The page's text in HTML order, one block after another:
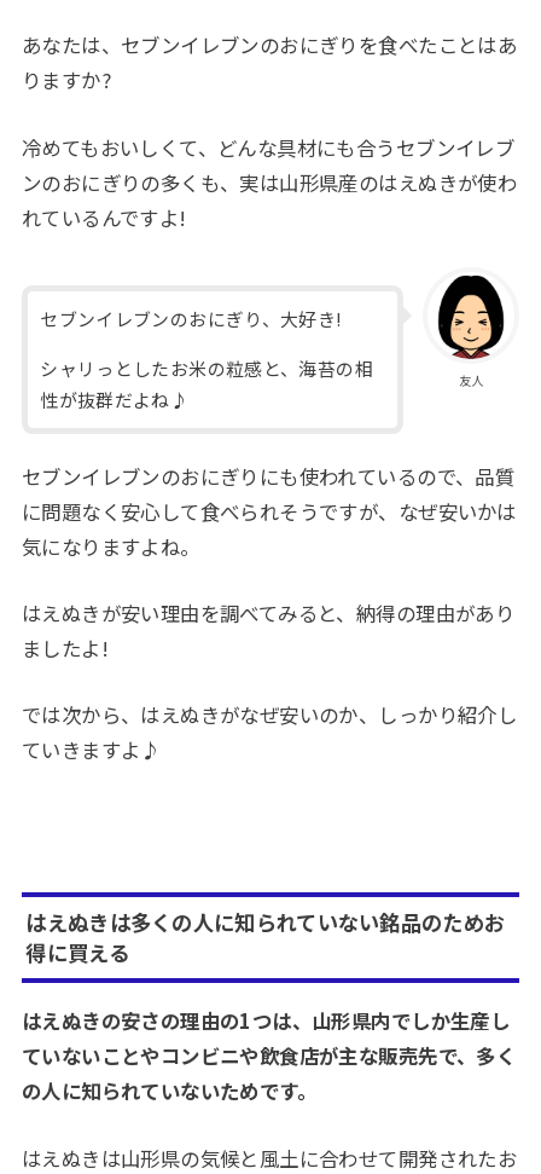
あなたは、セブンイレブンのおにぎりを食べたことはあ
りますか?
冷めてもおいしくて、どんな具材にも合うセブンイレブ
ンのおにぎりの多くも、実は山形県産のはえぬきが使わ
れているんですよ!
友人
セブンイレブンのおにぎり、大好き!
シャリっとしたお米の粒感と、海苔の相
性が抜群だよね♪
セブンイレブンのおにぎりにも使われているので、品質
に問題なく安心して食べられそうですが、なぜ安いかは
気になりますよね。
はえぬきが安い理由を調べてみると、納得の理由があり
ましたよ!
では次から、はえぬきがなぜ安いのか、しっかり紹介し
ていきますよ♪
はえぬきは多くの人に知られていない銘品のためお
得に買える
はえぬきの安さの理由の1つは、山形県内でしか生産し
ていないことやコンビニや飲食店が主な販売先で、多く
の人に知られていないためです。
はえぬきは山形県の気候と風土に合わせて開発されたお